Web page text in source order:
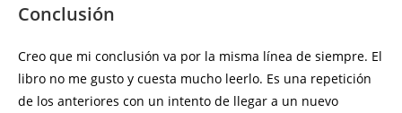
Conclusión
Creo que mi conclusión va por la misma línea de siempre. El
libro no me gusto y cuesta mucho leerlo. Es una repetición
de los anteriores con un intento de llegar a un nuevo